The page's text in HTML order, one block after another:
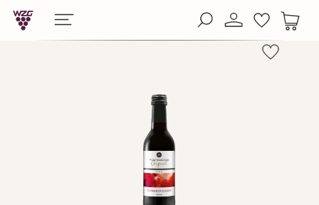
springen
€ (Pfand ausgenommen) Lieferung in 1-3 Werktagen Versandkostenfrei bei